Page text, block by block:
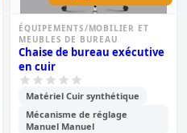
ÉQUIPEMENTS/MOBILIER ET
MEUBLES DE BUREAU
Chaise de bureau exécutive
en cuir
Matériel Cuir synthétique
Mécanisme de réglage
Manuel Manuel